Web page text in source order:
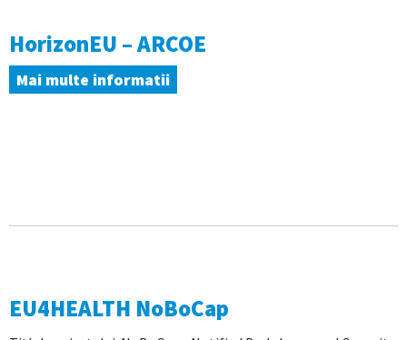
HorizonEU – ARCOE
Mai multe informatii
EU4HEALTH NoBoCap